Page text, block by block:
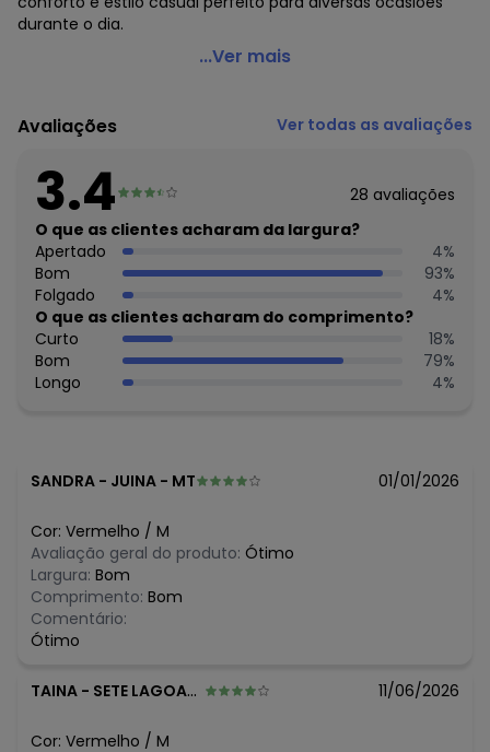
durante o dia.
Bimini - Vestido Vermelho em Malha de Algodão
Modelagem: Solta
Decote frente: Redondo
Comprimento da manga: Curta
Comprimento: Curto
Material: Malha de Algodão
Estação: Ano Inteiro
Situação de Uso: Casual
Composição Material: 100% Algodão
Histórico de preços
O preço apresentado abaixo é o menor oferecido em
algum dia do mês, para o menor tamanho disponível.
maio/2026 N/D*
março/2026
fevereiro/2026
...Ver mais
Avaliações Ver todas as avaliações
3.4 28 avaliações
O que as clientes acharam da largura?
Apertado
4%
Bom
93%
Folgado
4%
O que as clientes acharam do comprimento?
Curto
18%
Bom
79%
Longo
4%
SANDRA - JUINA - MT 01/01/2026
Cor: Vermelho / M
Avaliação geral do produto: Ótimo
Largura: Bom
Comprimento: Bom
Comentário:
Ótimo
TAINA - SETE LAGOAS - MG 11/06/2026
Cor: Vermelho / M